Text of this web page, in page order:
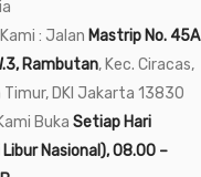
: Jalan Mastrip No. 45A
Rambutan, Kec. Ciracas,
DKI Jakarta 13830
Buka Setiap Hari
Nasional), 08.00 –